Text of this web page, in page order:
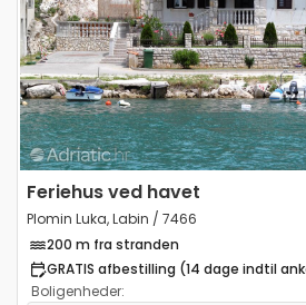
Previous
Feriehus ved havet
Plomin Luka, Labin / 7466
200 m fra stranden
GRATIS afbestilling (14 dage indtil
Boligenheder: